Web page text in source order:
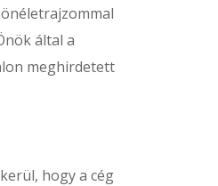
által a
meghirdetett
hogy a cég